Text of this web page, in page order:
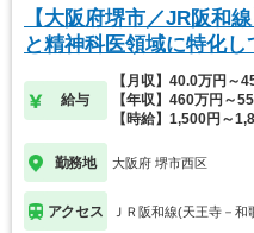
【大阪府堺市／JR阪和
と精神科医領域に特化し
給与
【月収】40.0万円～
【年収】460万円～
【時給】1,500円～
勤務地 大阪府 堺市西区
アクセス ＪＲ阪和線(天王寺－和